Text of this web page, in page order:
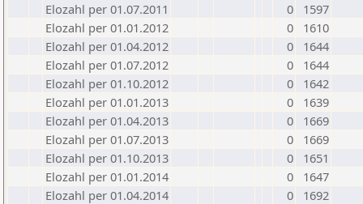
Elozahl per 01.07.2011
0
1597
Elozahl per 01.01.2012
0
1610
Elozahl per 01.04.2012
0
1644
Elozahl per 01.07.2012
0
1644
Elozahl per 01.10.2012
0
1642
Elozahl per 01.01.2013
0
1639
Elozahl per 01.04.2013
0
1669
Elozahl per 01.07.2013
0
1669
Elozahl per 01.10.2013
0
1651
Elozahl per 01.01.2014
0
1647
Elozahl per 01.04.2014
0
1692